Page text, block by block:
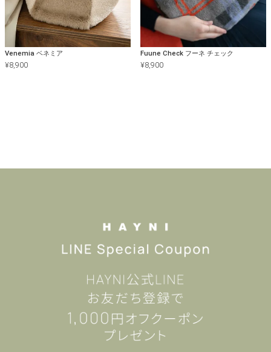
Venemia ベネミア
¥8,900
Fuune Check フーネ チェック
¥8,900